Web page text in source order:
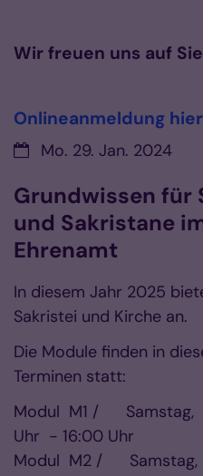
Wir freuen uns auf
Onlineanmeldung
Datum:Mo. 29. Jan. 2024
Grundwissen für
und Sakristane
Ehrenamt
In diesem Jahr 2025
Sakristei und Kirche an.
Die Module finden in
Terminen statt:
Modul M1 / Samstag,
Uhr - 16:00 Uhr
Modul M2 /